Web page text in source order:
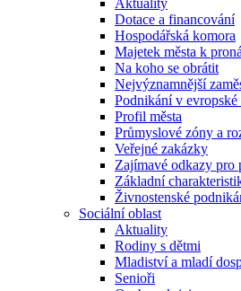
Aktuality
Dotace a financování
Hospodářská komora
Majetek města k
Na koho se obrátit
Nejvýznamnější
Podnikání v
Profil města
Průmyslové zóny a
Veřejné zakázky
Zajímavé odkazy pro
Základní
Živnostenské
Sociální oblast
Aktuality
Rodiny s dětmi
Mladiství a mladí
Senioři